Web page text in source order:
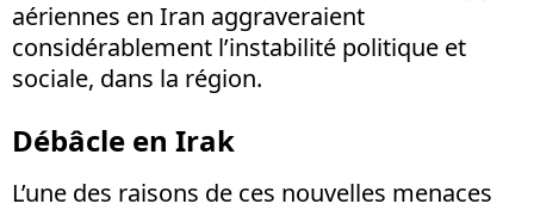
aériennes en Iran aggraveraient
considérablement l’instabilité politique et
sociale, dans la région.
Débâcle en Irak
L’une des raisons de ces nouvelles menaces